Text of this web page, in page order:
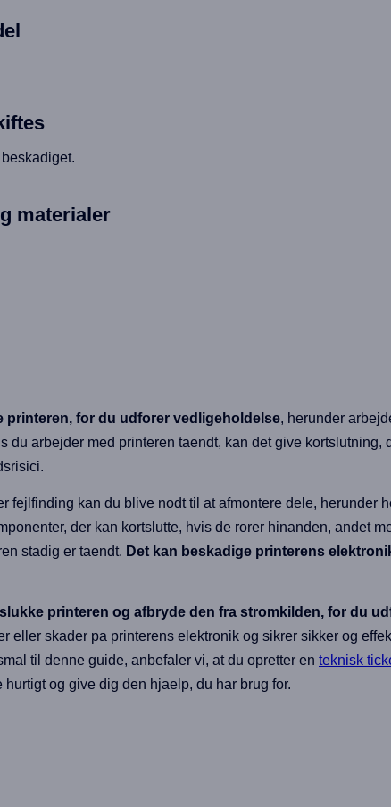
materialer
printeren, for du udforer vedligeholdelse, herunder
du arbejder med printeren taendt, kan det give kortslutning,
fejlfinding kan du blive nodt til at afmontere dele, herunder
der kan kortslutte, hvis de rorer hinanden, andet
stadig er taendt. Det kan beskadige printerens
slukke printeren og afbryde den fra stromkilden, for du
eller skader pa printerens elektronik og sikrer sikker og
til denne guide, anbefaler vi, at du opretter en teknisk
hurtigt og give dig den hjaelp, du har brug for.